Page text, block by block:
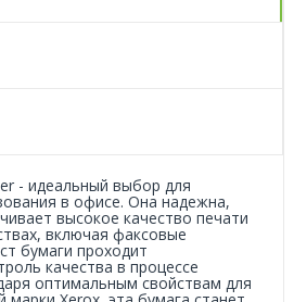
- идеальный выбор для
в офисе. Она надежна,
высокое качество печати
включая факсовые
бумаги проходит
качества в процессе
оптимальным свойствам для